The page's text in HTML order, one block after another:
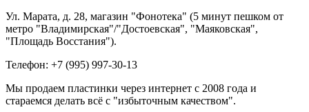
Ул. Марата, д. 28, магазин "Фонотека" (5 минут пешком от
метро "Владимирская"/"Достоевская", "Маяковская",
"Площадь Восстания").
Телефон: +7 (995) 997-30-13
Мы продаем пластинки через интернет c 2008 года и
стараемся делать всё с "избыточным качеством".